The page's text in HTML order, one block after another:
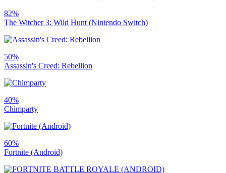
82%
The Witcher 3: Wild Hunt (Nintendo Switch)
50%
Assassin's Creed: Rebellion
40%
Chimparty
60%
Fortnite (Android)